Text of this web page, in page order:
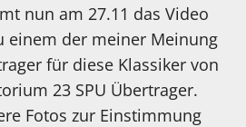
nun am 27.11 das Video
einem der meiner Meinung
für diese Klassiker von
23 SPU Übertrager.
Fotos zur Einstimmung